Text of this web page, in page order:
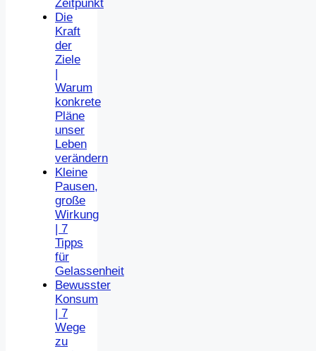
Zeitpunkt
Die
Kraft
der
Ziele
Warum
konkrete
Pläne
unser
Leben
verändern
Kleine
Pausen,
große
Wirkung
| 7
Tipps
für
Gelassenheit
Bewusster
Konsum
| 7
Wege
zu